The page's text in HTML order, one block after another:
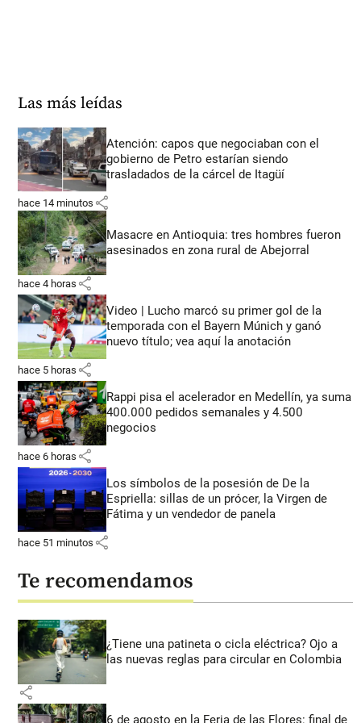
Las más leídas
Atención: capos que negociaban con el
gobierno de Petro estarían siendo
trasladados de la cárcel de Itagüí
hace 14 minutos share
Masacre en Antioquia: tres hombres fueron
asesinados en zona rural de Abejorral
hace 4 horas share
Video | Lucho marcó su primer gol de la
temporada con el Bayern Múnich y ganó
nuevo título; vea aquí la anotación
hace 5 horas share
Rappi pisa el acelerador en Medellín, ya suma
400.000 pedidos semanales y 4.500
negocios
hace 6 horas share
Los símbolos de la posesión de De la
Espriella: sillas de un prócer, la Virgen de
Fátima y un vendedor de panela
hace 51 minutos share
Te recomendamos
¿Tiene una patineta o cicla eléctrica? Ojo a
las nuevas reglas para circular en Colombia
share
6 de agosto en la Feria de las Flores: final de